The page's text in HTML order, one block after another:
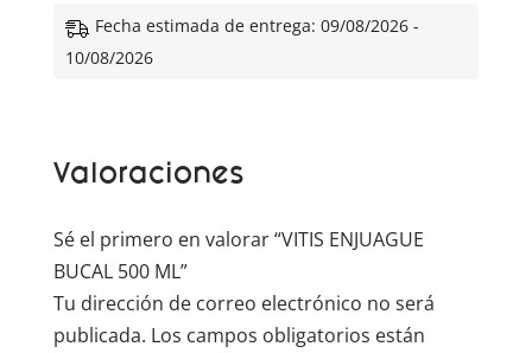
e
e
Fecha estimada de entrega: 09/08/2026 -
10/08/2026
Valoraciones
Sé el primero en valorar “VITIS ENJUAGUE
BUCAL 500 ML”
Tu dirección de correo electrónico no será
publicada. Los campos obligatorios están